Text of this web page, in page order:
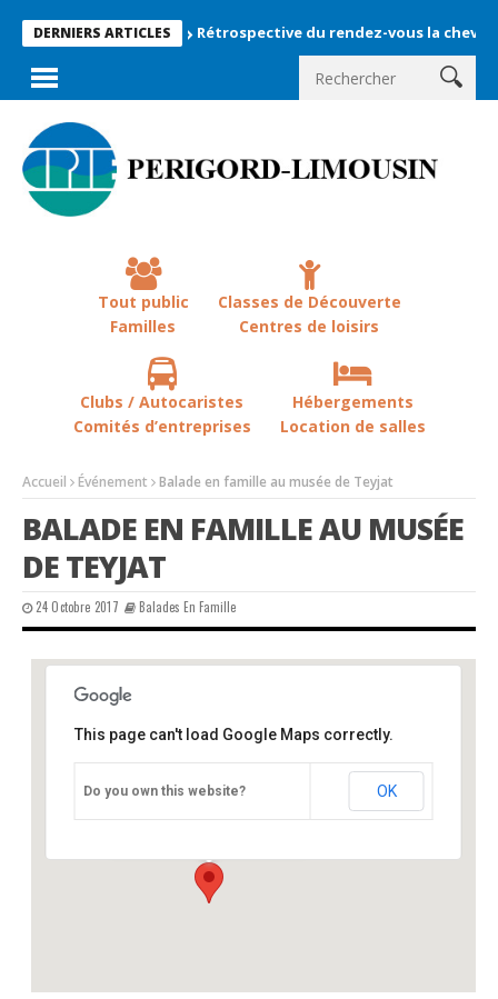
DERNIERS ARTICLESRétrospective du rendez-vous la chevêche 2026 !
Tout public
Familles
Classes de Découverte
Centres de loisirs
Clubs / Autocaristes
Comités d’entreprises
Hébergements
Location de salles
Accueil Événement Balade en famille au musée de Teyjat
BALADE EN FAMILLE AU MUSÉE
DE TEYJAT
24 Octobre 2017 Balades En Famille
Teyjat – Musée de Préhistoire
Événements
This page can't load Google Maps correctly.
Do you own this website? OK